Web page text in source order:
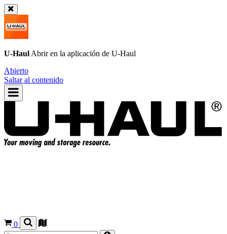
U-Haul Abrir en la aplicación de U-Haul
Abierto
Saltar al contenido
0